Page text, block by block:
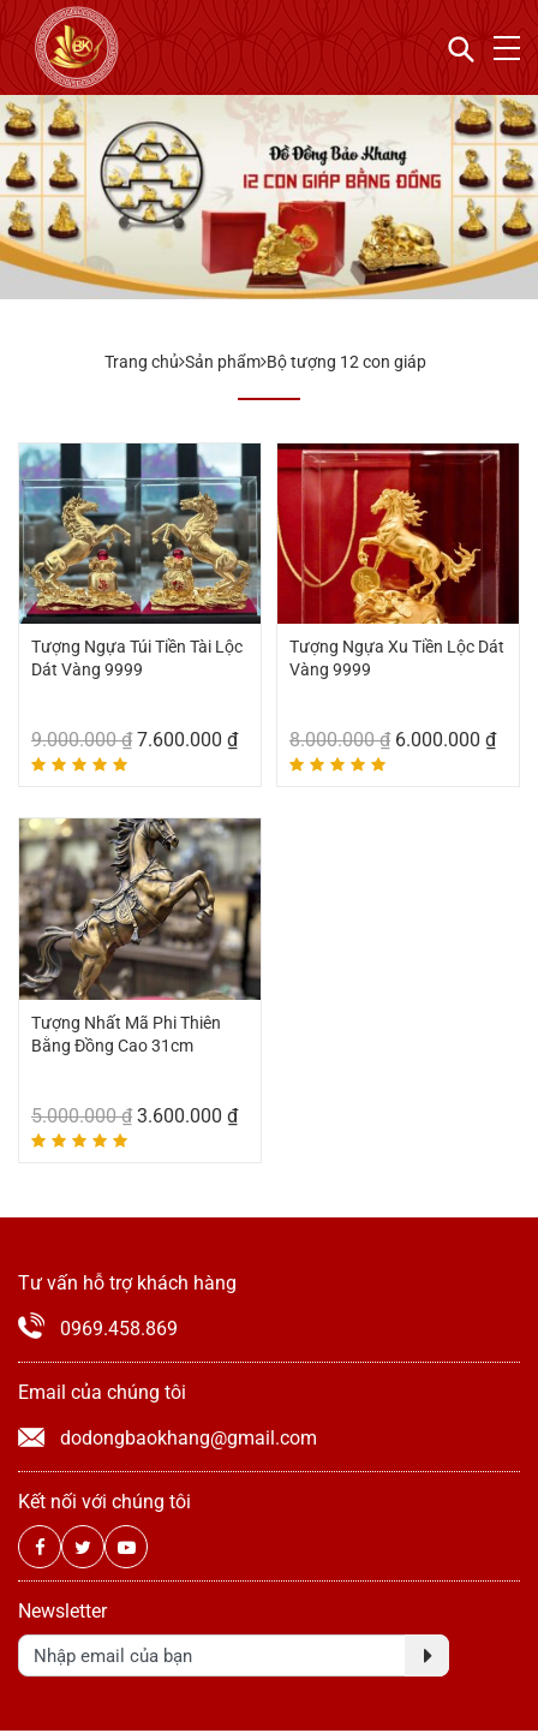
Trang chủ Sản phẩm Bộ tượng 12 con giáp
Tượng Ngựa Túi Tiền Tài Lộc
Dát Vàng 9999
9.000.000₫ 7.600.000 ₫
Tượng Ngựa Xu Tiền Lộc Dát
Vàng 9999
8.000.000₫ 6.000.000 ₫
Tượng Nhất Mã Phi Thiên
Bằng Đồng Cao 31cm
5.000.000₫ 3.600.000 ₫
Tư vấn hỗ trợ khách hàng
0969.458.869
Email của chúng tôi
dodongbaokhang@gmail.com
Kết nối với chúng tôi
Newsletter